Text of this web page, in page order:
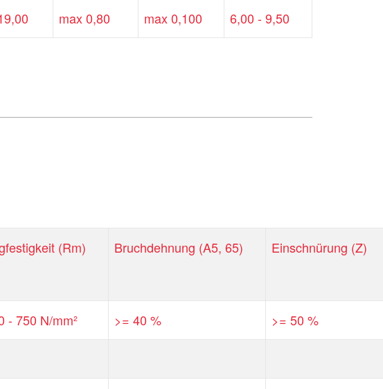
max 0,80 max 0,100 6,00 - 9,50
(Rm) Bruchdehnung (A5, 65) Einschnürung (Z)
- 750 N/mm² >= 40 % >= 50 %